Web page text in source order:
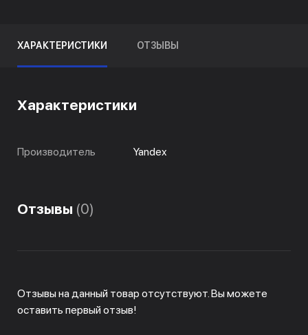
ХАРАКТЕРИСТИКИ ОТЗЫВЫ
Характеристики
Производитель Yandex
Отзывы (0)
Отзывы на данный товар отсутствуют. Вы можете
оставить первый отзыв!